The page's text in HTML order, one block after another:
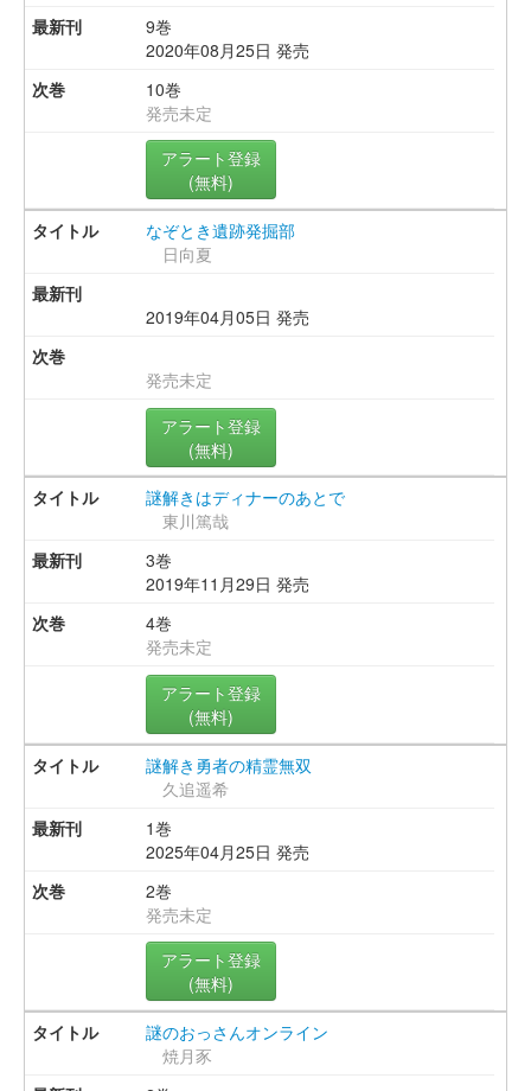
9巻
2020年08月25日 発売
10巻
発売未定
アラート登録
(無料)
なぞとき遺跡発掘部
日向夏
2019年04月05日 発売
発売未定
アラート登録
(無料)
謎解きはディナーのあとで
東川篤哉
3巻
2019年11月29日 発売
4巻
発売未定
アラート登録
(無料)
謎解き勇者の精霊無双
久追遥希
1巻
2025年04月25日 発売
2巻
発売未定
アラート登録
(無料)
謎のおっさんオンライン
焼月豕